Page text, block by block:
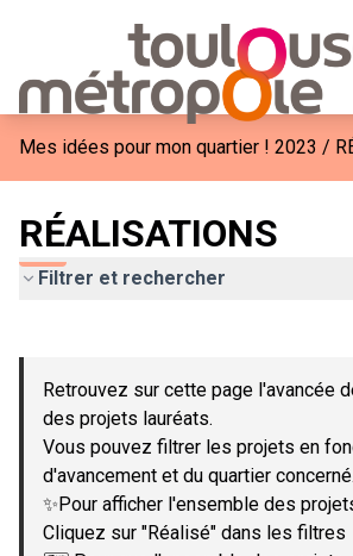
Mes idées pour mon quartier ! 2023 /
RÉALISATIONS
Filtrer et rechercher
−
Retrouvez sur cette page l'avancée
des projets lauréats.
Vous pouvez filtrer les projets en
d'avancement et du quartier concerné.
✨Pour afficher l'ensemble des
Cliquez sur "Réalisé" dans les filtres